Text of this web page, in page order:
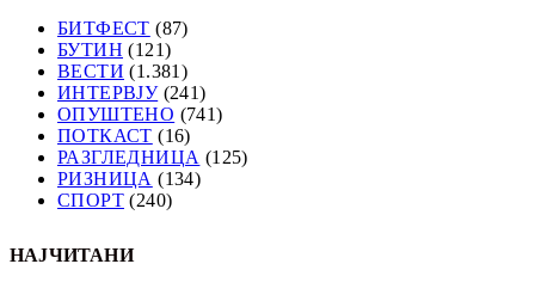
БИТФЕСТ (87)
БУТИН (121)
ВЕСТИ (1.381)
ИНТЕРВЈУ(241)
ОПУШТЕНО (741)
ПОТКАСТ (16)
РАЗГЛЕДНИЦА (125)
РИЗНИЦА (134)
СПОРТ (240)
НАЈЧИТАНИ